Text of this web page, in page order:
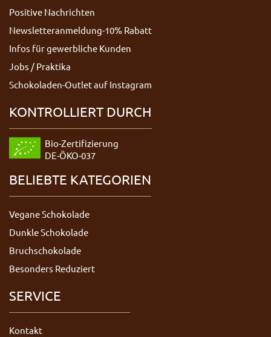
Positive Nachrichten
Newsletteranmeldung-10% Rabatt
Infos für gewerbliche Kunden
Jobs / Praktika
Schokoladen-Outlet auf Instagram
KONTROLLIERT DURCH
Bio-Zertifizierung
DE-ÖKO-037
BELIEBTE KATEGORIEN
Vegane Schokolade
Dunkle Schokolade
Bruchschokolade
Besonders Reduziert
SERVICE
Kontakt